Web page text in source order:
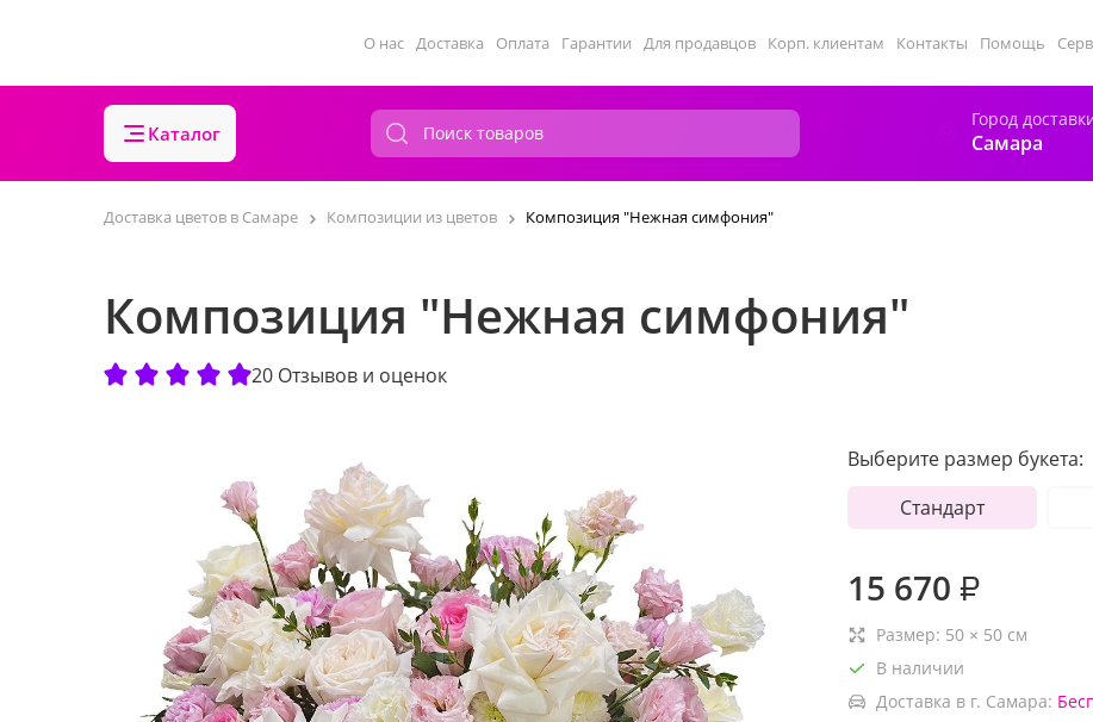
О нас Доставка Оплата Гарантии Для продавцов Корп. клиентам Контакты Помощь
Каталог
Город
Самара
Доставка цветов в Самаре Композиции из цветов Композиция "Нежная симфония"
Композиция "Нежная симфония"
20 Отзывов и оценок
Выберите размер букета:
Стандарт
15 670 ₽
Размер: 50 × 50 см
В наличии
Доставка в г. Самара: